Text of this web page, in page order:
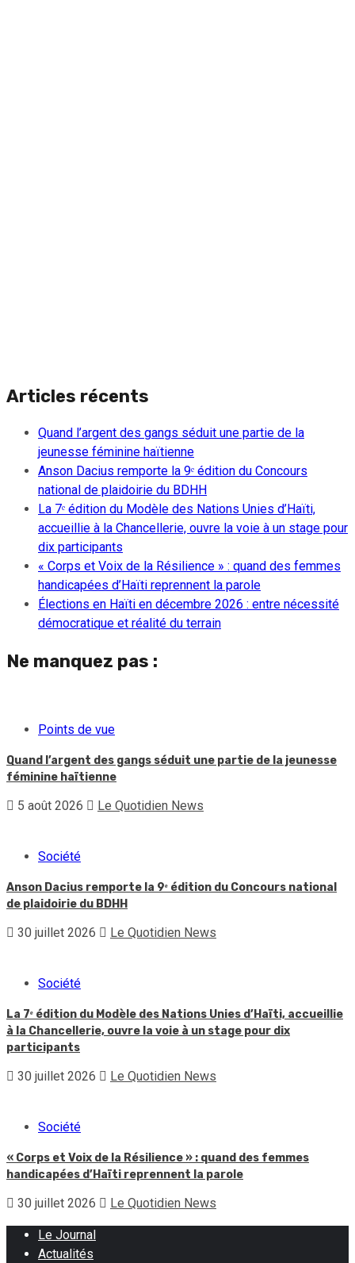
Articles récents
Quand l’argent des gangs séduit une partie de la
jeunesse féminine haïtienne
Anson Dacius remporte la 9ᵉ édition du Concours
national de plaidoirie du BDHH
La 7ᵉ édition du Modèle des Nations Unies d’Haïti,
accueillie à la Chancellerie, ouvre la voie à un stage pour
dix participants
« Corps et Voix de la Résilience » : quand des femmes
handicapées d’Haïti reprennent la parole
Élections en Haïti en décembre 2026 : entre nécessité
démocratique et réalité du terrain
Ne manquez pas :
Points de vue
Quand l’argent des gangs séduit une partie de la jeunesse
féminine haïtienne
5 août 2026 Le Quotidien News
Société
Anson Dacius remporte la 9ᵉ édition du Concours national
de plaidoirie du BDHH
30 juillet 2026 Le Quotidien News
Société
La 7ᵉ édition du Modèle des Nations Unies d’Haïti, accueillie
à la Chancellerie, ouvre la voie à un stage pour dix
participants
30 juillet 2026 Le Quotidien News
Société
« Corps et Voix de la Résilience » : quand des femmes
handicapées d’Haïti reprennent la parole
30 juillet 2026 Le Quotidien News
Le Journal
Actualités